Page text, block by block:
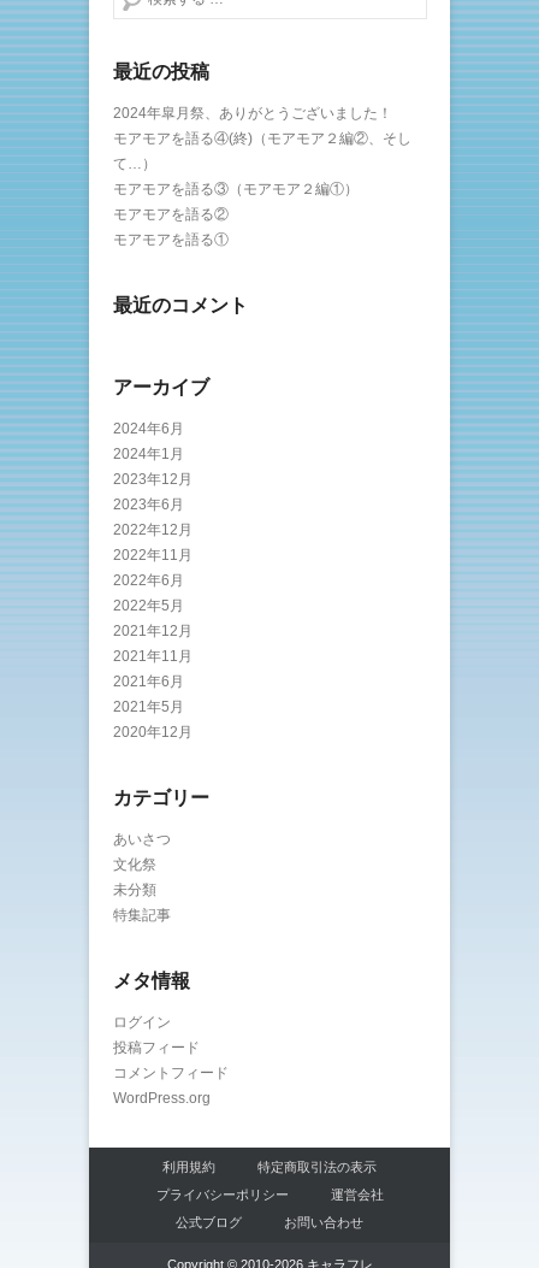
最近の投稿
2024年皐月祭、ありがとうございました！
モアモアを語る④(終)（モアモア２編②、そし
て…）
モアモアを語る③（モアモア２編①）
モアモアを語る②
モアモアを語る①
最近のコメント
アーカイブ
2024年6月
2024年1月
2023年12月
2023年6月
2022年12月
2022年11月
2022年6月
2022年5月
2021年12月
2021年11月
2021年6月
2021年5月
2020年12月
カテゴリー
あいさつ
文化祭
未分類
特集記事
メタ情報
ログイン
投稿フィード
コメントフィード
WordPress.org
利用規約
特定商取引法の表示
プライバシーポリシー
運営会社
公式ブログ
お問い合わせ
Copyright © 2010-2026 キャラフレ